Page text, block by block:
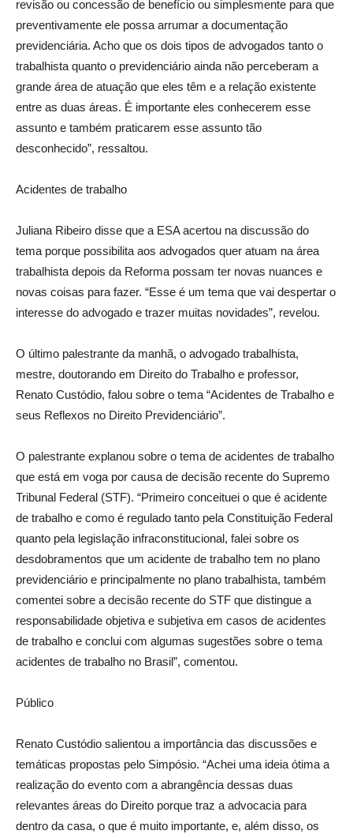
revisão ou concessão de benefício ou simplesmente para que
preventivamente ele possa arrumar a documentação
previdenciária. Acho que os dois tipos de advogados tanto o
trabalhista quanto o previdenciário ainda não perceberam a
grande área de atuação que eles têm e a relação existente
entre as duas áreas. É importante eles conhecerem esse
assunto e também praticarem esse assunto tão
desconhecido”, ressaltou.
Acidentes de trabalho
Juliana Ribeiro disse que a ESA acertou na discussão do
tema porque possibilita aos advogados quer atuam na área
trabalhista depois da Reforma possam ter novas nuances e
novas coisas para fazer. “Esse é um tema que vai despertar o
interesse do advogado e trazer muitas novidades”, revelou.
O último palestrante da manhã, o advogado trabalhista,
mestre, doutorando em Direito do Trabalho e professor,
Renato Custódio, falou sobre o tema “Acidentes de Trabalho e
seus Reflexos no Direito Previdenciário”.
O palestrante explanou sobre o tema de acidentes de trabalho
que está em voga por causa de decisão recente do Supremo
Tribunal Federal (STF). “Primeiro conceituei o que é acidente
de trabalho e como é regulado tanto pela Constituição Federal
quanto pela legislação infraconstitucional, falei sobre os
desdobramentos que um acidente de trabalho tem no plano
previdenciário e principalmente no plano trabalhista, também
comentei sobre a decisão recente do STF que distingue a
responsabilidade objetiva e subjetiva em casos de acidentes
de trabalho e conclui com algumas sugestões sobre o tema
acidentes de trabalho no Brasil”, comentou.
Público
Renato Custódio salientou a importância das discussões e
temáticas propostas pelo Simpósio. “Achei uma ideia ótima a
realização do evento com a abrangência dessas duas
relevantes áreas do Direito porque traz a advocacia para
dentro da casa, o que é muito importante, e, além disso, os